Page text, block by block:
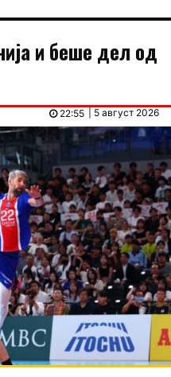
и беше дел од
| 5 август 2026
22:55